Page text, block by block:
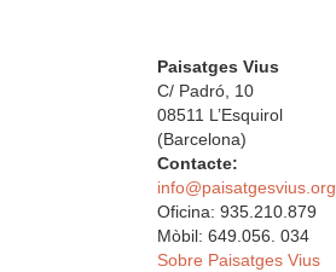
Paisatges Vius
C/ Padró, 10
08511 L’Esquirol
(Barcelona)
Contacte:
info@paisatgesvius.org
Oficina: 935.210.879
Mòbil: 649.056. 034
Sobre Paisatges Vius